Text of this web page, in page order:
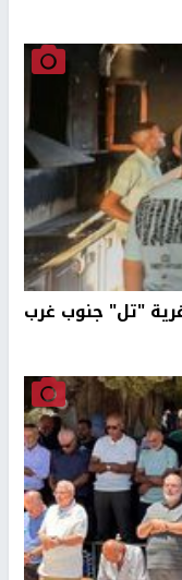
"تل" جنوب غرب